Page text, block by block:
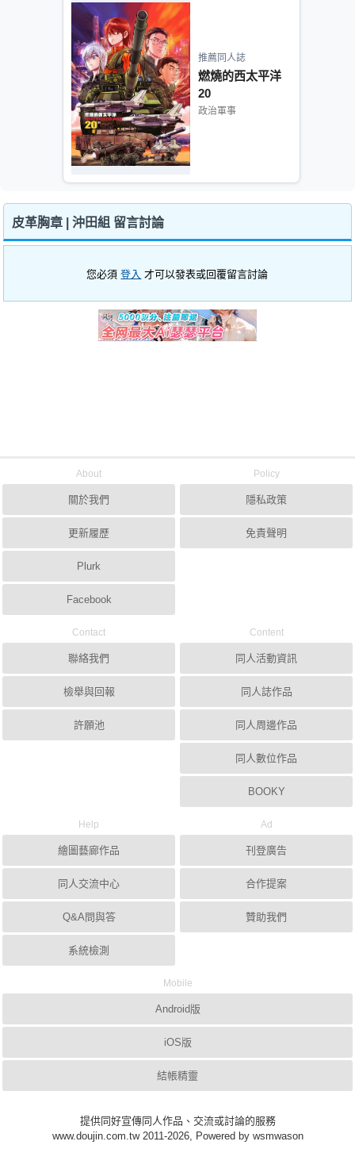
推薦同人誌
燃燒的西太平洋
20
政治軍事
皮革胸章 | 沖田組 留言討論
您必須登入 才可以發表或回覆留言討論
About
關於我們
更新履歷
Plurk
Facebook
Policy
隱私政策
免責聲明
Contact
聯絡我們
檢舉與回報
許願池
Content
同人活動資訊
同人誌作品
同人周邊作品
同人數位作品
BOOKY
Help
繪圖藝廊作品
同人交流中心
Q&A問與答
系統檢測
Ad
刊登廣告
合作提案
贊助我們
Mobile
Android版
iOS版
結帳精靈
提供同好宣傳同人作品、交流或討論的服務
www.doujin.com.tw 2011-2026, Powered by wsmwason